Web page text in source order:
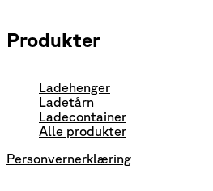
Produkter
Ladehenger
Ladetårn
Ladecontainer
Alle produkter
Personvernerklæring